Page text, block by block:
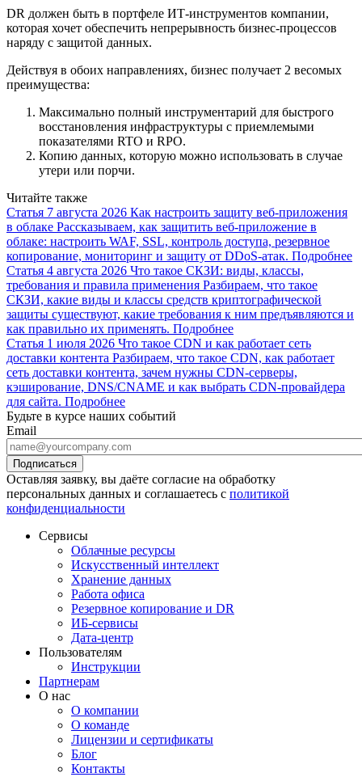
DR должен быть в портфеле ИТ-инструментов компании,
которая хочет обеспечить непрерывность бизнес-процессов
наряду с защитой данных.
Действуя в обоих направлениях, бизнес получает 2 весомых
преимущества:
Максимально полный инструментарий для быстрого
восстановления инфраструктуры с приемлемыми
показателями RTO и RPO.
Копию данных, которую можно использовать в случае
утери или порчи.
Читайте также
Статья 7 августа 2026 Как настроить защиту веб-приложения
в облаке Рассказываем, как защитить веб-приложение в
облаке: настроить WAF, SSL, контроль доступа, резервное
копирование, мониторинг и защиту от DDoS-атак. Подробнее
Статья 4 августа 2026 Что такое СКЗИ: виды, классы,
требования и правила применения Разбираем, что такое
СКЗИ, какие виды и классы средств криптографической
защиты существуют, какие требования к ним предъявляются и
как правильно их применять. Подробнее
Статья 1 июля 2026 Что такое CDN и как работает сеть
доставки контента Разбираем, что такое CDN, как работает
сеть доставки контента, зачем нужны CDN-серверы,
кэширование, DNS/CNAME и как выбрать CDN-провайдера
для сайта. Подробнее
Будьте в курсе наших событий
Email
Оставляя заявку, вы даёте согласие на обработку
персональных данных и соглашаетесь с политикой
конфиденциальности
Сервисы
Облачные ресурсы
Искусственный интеллект
Хранение данных
Работа офиса
Резервное копирование и DR
ИБ-сервисы
Дата-центр
Пользователям
Инструкции
Партнерам
О нас
О компании
О команде
Лицензии и сертификаты
Блог
Контакты